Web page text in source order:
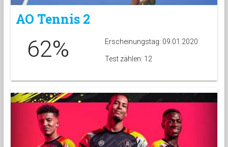
AO Tennis 2
62% Erscheinungstag: 09.01.2020
Test zählen: 12